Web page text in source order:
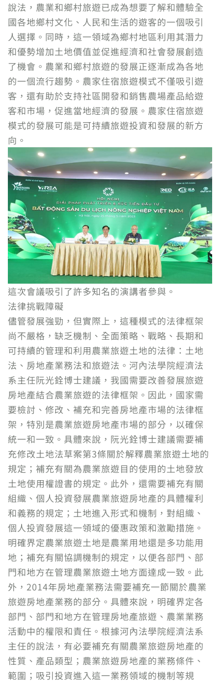
說法，農業和鄉村旅遊已成為想要了解和體驗全
國各地鄉村文化、人民和生活的遊客的一個吸引
人選擇。同時，這一領域為鄉村地區利用其潛力
和優勢增加土地價值並促進經濟和社會發展創造
了機會。農業和鄉村旅遊的發展正逐漸成為各地
的一個流行趨勢。農家住宿旅遊模式不僅吸引遊
客，還有助於支持社區開發和銷售農場產品給遊
客和市場，促進當地經濟的發展。農家住宿旅遊
模式的發展可能是可持續旅遊投資和發展的新方
向。
這次會議吸引了許多知名的演講者參與。
法律挑戰障礙
儘管發展強勁，但實際上，這種模式的法律框架
尚不嚴格，缺乏機制、全面策略、戰略、長期和
可持續的管理和利用農業旅遊土地的法律：土地
法、房地產業務法和旅遊法。河內法學院經濟法
系主任阮光銓博士建議，我國需要改善發展旅遊
房地產結合農業旅遊的法律框架。因此，國家需
要檢討、修改、補充和完善房地產市場的法律框
架，特別是農業旅遊房地產市場的部分，以確保
統一和一致。具體來說，阮光銓博士建議需要補
充修改土地法草案第3條關於解釋農業旅遊土地的
規定；補充有關為農業旅遊目的使用的土地發放
土地使用權證書的規定。此外，還需要補充有關
組織、個人投資發展農業旅遊房地產的具體權利
和義務的規定；土地進入形式和機制，對組織、
個人投資發展這一領域的優惠政策和激勵措施。
明確界定農業旅遊土地是農業用地還是多功能用
地；補充有關協調機制的規定，以便各部門、部
門和地方在管理農業旅遊土地方面達成一致。此
外，2014年房地產業務法需要補充一節關於農業
旅遊房地產業務的部分。具體來說，明確界定各
部門、部門和地方在管理房地產旅遊、農業業務
活動中的權限和責任。根據河內法學院經濟法系
主任的說法，有必要補充有關農業旅遊房地產的
性質、產品類型；農業旅遊房地產的業務條件、
範圍；吸引投資進入這一業務領域的機制等規